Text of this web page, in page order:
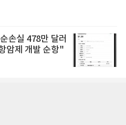
손실 478만 달러
암제 개발 순항"